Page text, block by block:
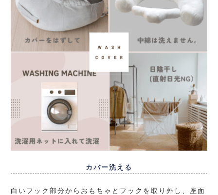
カバー洗える
白いフック部分からおもちゃとフックを取り外し、座面